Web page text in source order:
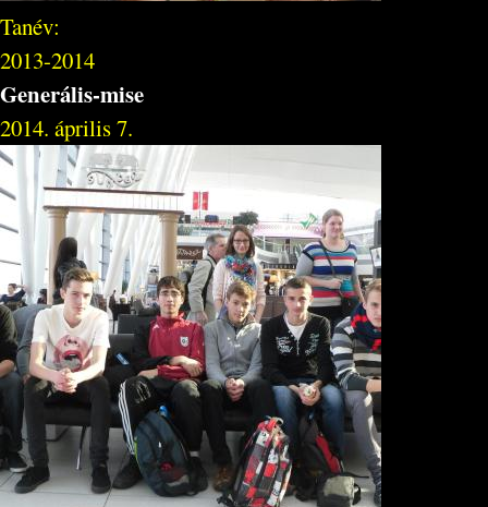
Tanév:
2013-2014
Generális-mise
2014. április 7.